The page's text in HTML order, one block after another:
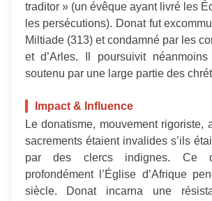
traditor » (un évêque ayant livré les
les persécutions). Donat fut
Miltiade (313) et condamné par les
et d’Arles. Il poursuivit
soutenu par une large partie des
Impact & Influence
Le donatisme, mouvement rigoriste,
sacrements étaient invalides s’ils
par des clercs indignes. Ce
profondément l’Église d’Afrique
siècle. Donat incarna une